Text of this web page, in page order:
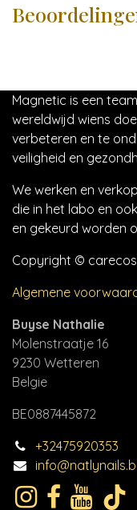
Magnetic is een
wereldwijd wiens
verbeteren en te
veiligheid en
We werken en
die in het labo en
en gekeurd worden
Copyright ©
Algemene
Buyse Nathalie
Molenstraatje 16
9230 Wetteren
Belgie
BE0887445872
+32475920353